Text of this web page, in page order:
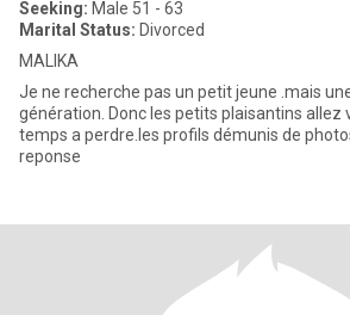
Seeking: Male 51 - 63
Marital Status: Divorced
MALIKA
Je ne recherche pas un petit jeune .mais une
génération. Donc les petits plaisantins allez
temps a perdre.les profils démunis de
reponse